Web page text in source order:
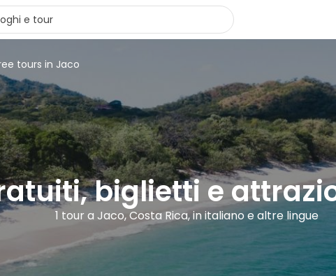
tours in Jaco
biglietti e
1 tour a Jaco, Costa Rica, in italiano e altre lingue